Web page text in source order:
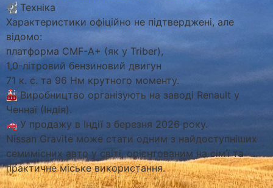
Техніка
Характеристики офіційно не підтверджені, але
відомо:
платформа CMF-A+ (як у Triber),
1,0-літровий бензиновий двигун
71 к. с. та 96 Нм крутного моменту.
Виробництво організують на заводі Renault у
Ченнаї (Індія).
У продажу в Індії з березня 2026 року.
Nissan Gravite може стати одним з найдоступніших
семимісних авто у світі, орієнтованим на сім’ї та
практичне міське використання.